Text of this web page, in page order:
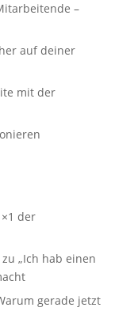
–
auf deiner
mit der
der
„Ich hab einen
gerade jetzt